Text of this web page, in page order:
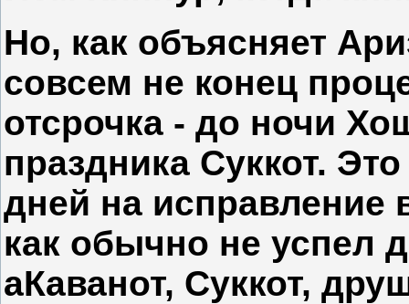
Но, как объясняет
совсем не конец
отсрочка - до ночи
праздника Суккот.
дней на исправление
как обычно не успел
аКаванот, Суккот,